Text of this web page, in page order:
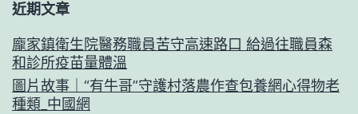
近期文章
龐家鎮衛生院醫務職員苦守高速路口 給過往職員森
和診所疫苗量體溫
圖片故事｜“有牛哥”守護村落農作查包養網心得物老
種類_中國網